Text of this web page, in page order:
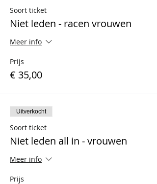
Soort ticket
Niet leden - racen vrouwen
Meer info
Prijs
€ 35,00
Uitverkocht
Soort ticket
Niet leden all in - vrouwen
Meer info
Prijs